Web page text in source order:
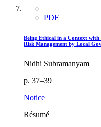
PDF
Being Ethical in a Context
Risk Management by Local
Nidhi Subramanyam
p. 37–39
Notice
Résumé